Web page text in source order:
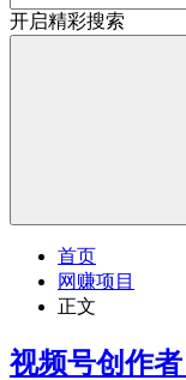
开启精彩搜索
首页
网赚项目
正文
视频号创作